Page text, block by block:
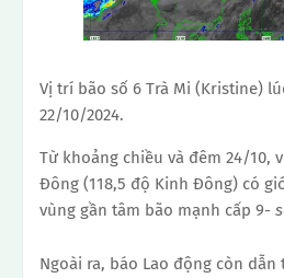
Vị trí bão số 6 Trà Mi (Kristine)
22/10/2024.
Từ khoảng chiều và đêm 24/10,
Đông (118,5 độ Kinh Đông) có
vùng gần tâm bão mạnh cấp 9-
Ngoài ra, báo Lao động còn